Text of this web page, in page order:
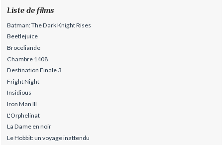
Liste de films
Batman: The Dark Knight Rises
Beetlejuice
Broceliande
Chambre 1408
Destination Finale 3
Fright Night
Insidious
Iron Man III
L'Orphelinat
La Dame en noir
Le Hobbit: un voyage inattendu